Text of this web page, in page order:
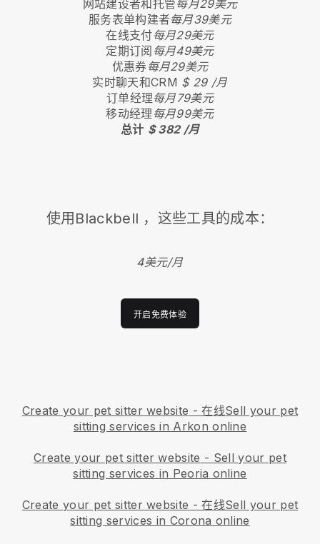
网站建设者和托管每月29美元
服务表单构建者每月39美元
在线支付每月29美元
定期订阅 每月49美元
优惠券每月29美元
实时聊天和CRM $ 29 /月
订单经理每月79美元
移动经理 每月99美元
总计 $ 382 /月
使用 Blackbell ，这些工具的成本：
4美元/月
开启免费体验
Create your pet sitter website - 在线Sell your pet
sitting services in Arkon online
Create your pet sitter website - Sell your pet
sitting services in Peoria online
Create your pet sitter website - 在线Sell your pet
sitting services in Corona online